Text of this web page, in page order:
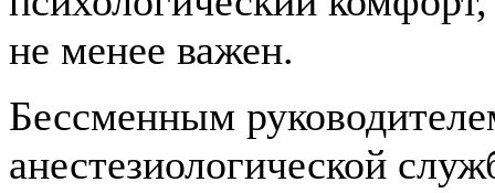
не менее важен.
Бессменным
анестезиологической